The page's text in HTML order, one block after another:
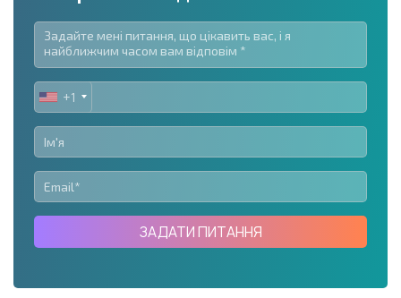
UNITED
STATES
+1
+1
ЗАДАТИ ПИТАННЯ